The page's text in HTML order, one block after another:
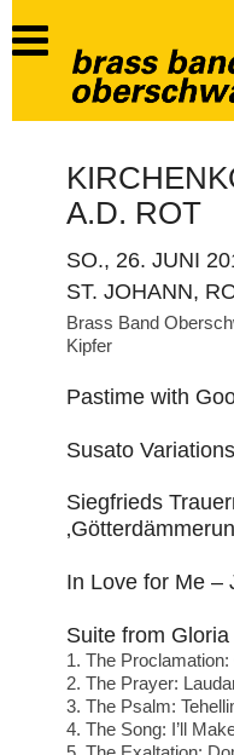
A.D. ROT
SO., 26. JUNI
ST. JOHANN,
Brass Band
Kipfer
Pastime with
Susato
Siegfrieds
In Love for Me –
Suite from
1. The
2. The Prayer:
3. The Psalm:
4. The Song: I’ll